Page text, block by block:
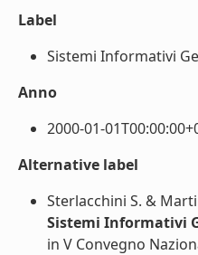
Label
Sistemi Informativi
Anno
2000-01-
Alternative label
Sterlacchini S. &
Sistemi Informativi
in V Convegno